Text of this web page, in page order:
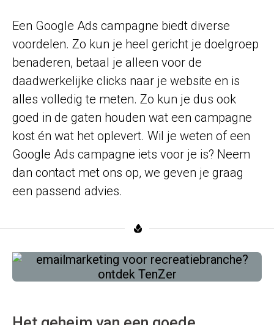
Een Google Ads campagne biedt diverse
voordelen. Zo kun je heel gericht je doelgroep
benaderen, betaal je alleen voor de
daadwerkelijke clicks naar je website en is
alles volledig te meten. Zo kun je dus ook
goed in de gaten houden wat een campagne
kost én wat het oplevert. Wil je weten of een
Google Ads campagne iets voor je is? Neem
dan contact met ons op, we geven je graag
een passend advies.